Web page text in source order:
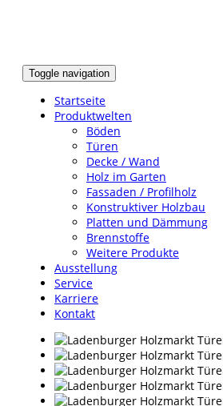
Toggle navigation
Startseite
Produktwelten
Böden
Türen
Decke / Wand
Holz im Garten
Fassaden / Profilholz
Konstruktiver Holzbau
Platten und Dämmung
Brennstoffe
Weitere Produkte
Ausstellung
Service
Karriere
Kontakt